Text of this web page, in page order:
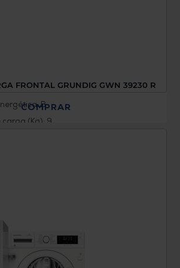
FRONTAL GRUNDIG GWN 39230 R
B
(Kg): 9
COMPRAR